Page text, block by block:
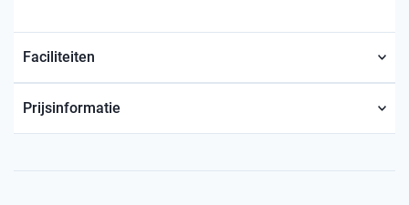
Faciliteiten
Prijsinformatie